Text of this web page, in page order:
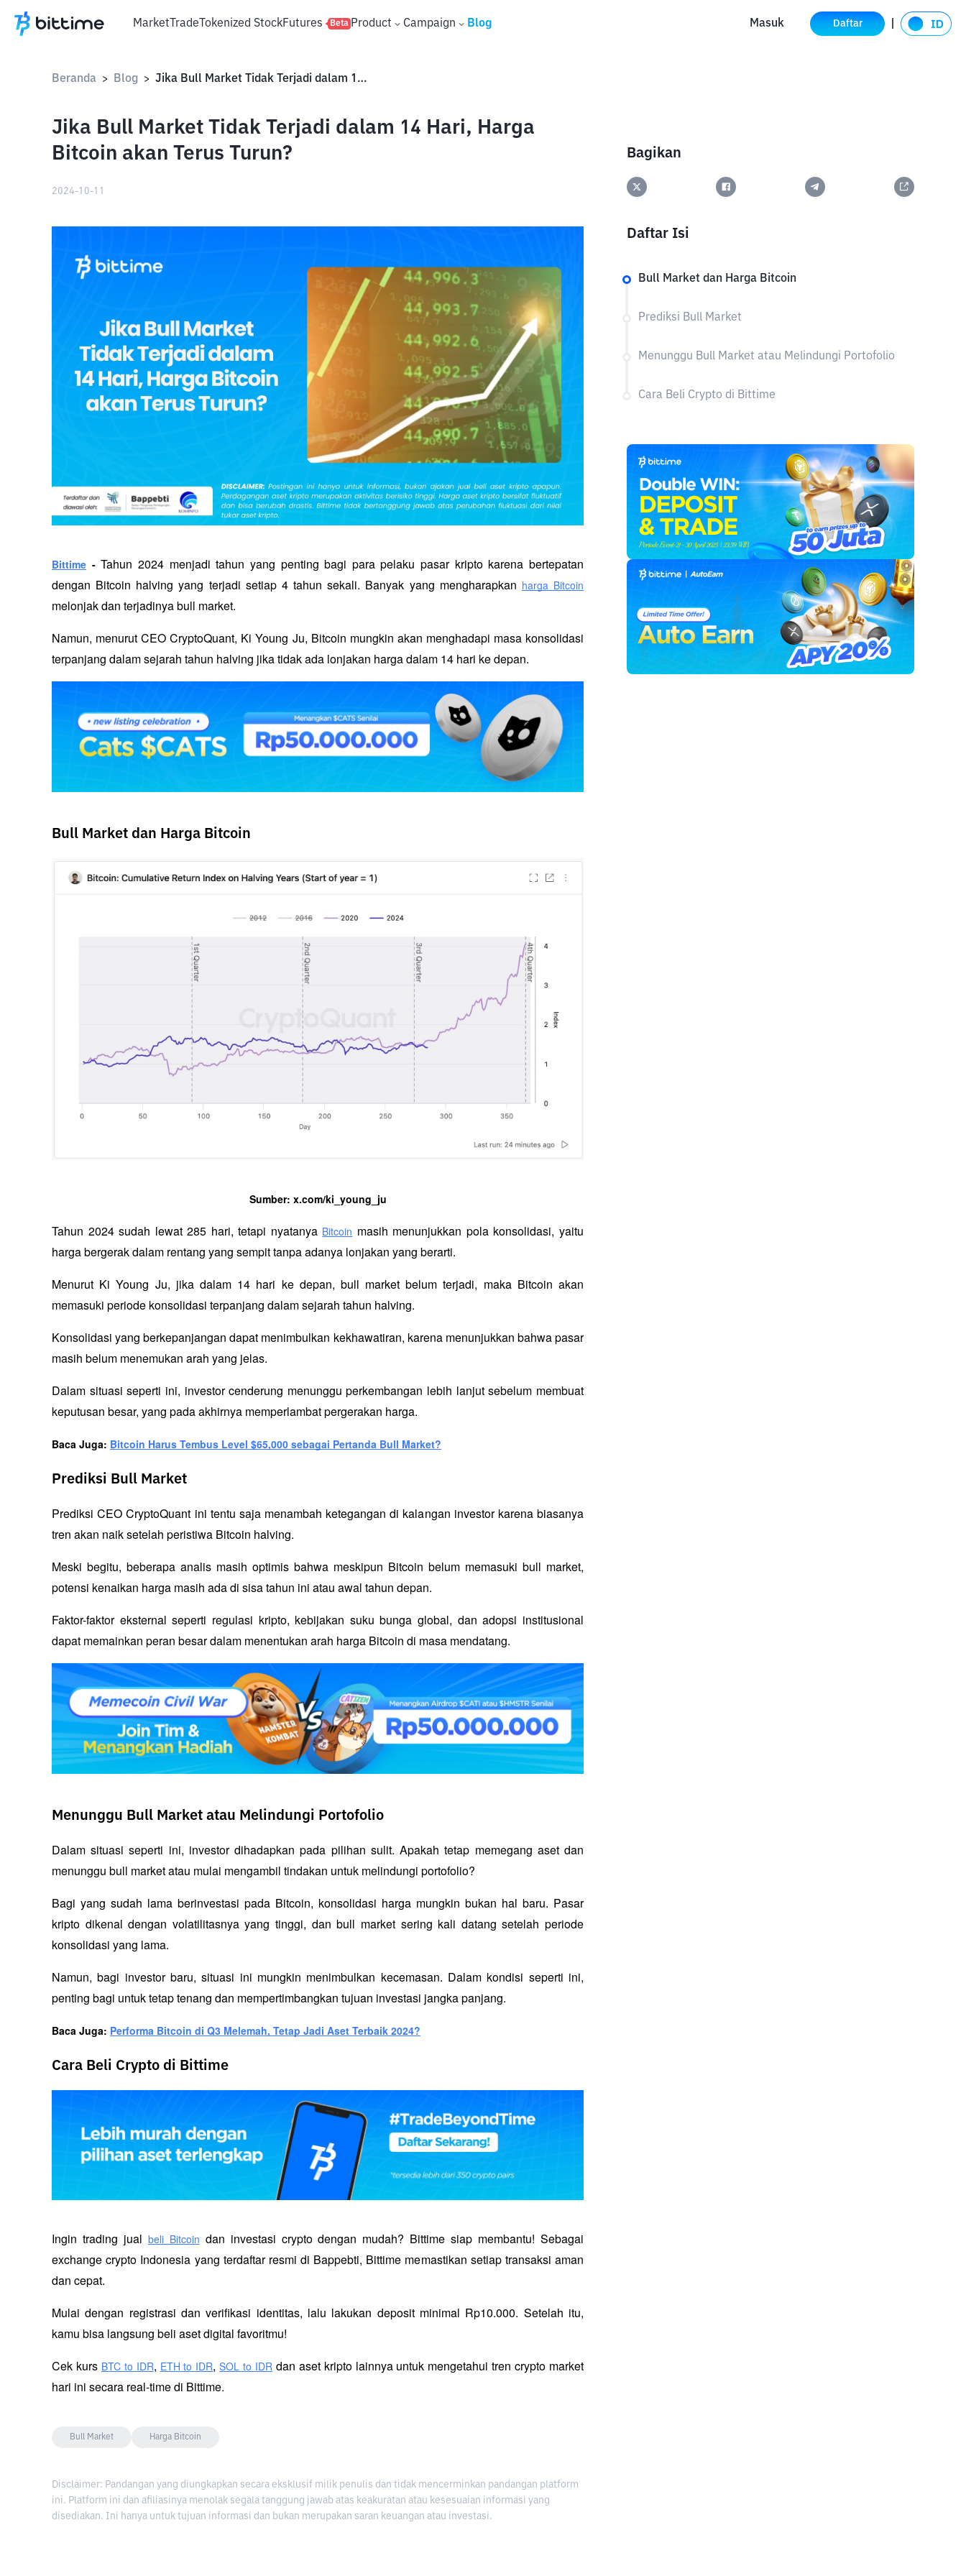
MarketTradeTokenized StockFutures Beta Product Campaign Blog Masuk Daftar
Beranda > Blog > Jika Bull Market Tidak Terjadi dalam 14 Hari, Harga Bitcoin akan Terus Turun?
Jika Bull Market Tidak Terjadi dalam 14 Hari, Harga
Bitcoin akan Terus Turun?
2024-10-11
Bittime - Tahun 2024 menjadi tahun yang penting bagi para pelaku pasar kripto karena bertepatan
dengan Bitcoin halving yang terjadi setiap 4 tahun sekali. Banyak yang mengharapkan harga Bitcoin
melonjak dan terjadinya bull market.
Namun, menurut CEO CryptoQuant, Ki Young Ju, Bitcoin mungkin akan menghadapi masa konsolidasi
terpanjang dalam sejarah tahun halving jika tidak ada lonjakan harga dalam 14 hari ke depan.
Bull Market dan Harga Bitcoin
Sumber: x.com/ki_young_ju
Tahun 2024 sudah lewat 285 hari, tetapi nyatanya Bitcoin masih menunjukkan pola konsolidasi, yaitu
harga bergerak dalam rentang yang sempit tanpa adanya lonjakan yang berarti.
Menurut Ki Young Ju, jika dalam 14 hari ke depan, bull market belum terjadi, maka Bitcoin akan
memasuki periode konsolidasi terpanjang dalam sejarah tahun halving.
Konsolidasi yang berkepanjangan dapat menimbulkan kekhawatiran, karena menunjukkan bahwa pasar
masih belum menemukan arah yang jelas.
Dalam situasi seperti ini, investor cenderung menunggu perkembangan lebih lanjut sebelum membuat
keputusan besar, yang pada akhirnya memperlambat pergerakan harga.
Baca Juga: Bitcoin Harus Tembus Level $65,000 sebagai Pertanda Bull Market?
Prediksi Bull Market
Prediksi CEO CryptoQuant ini tentu saja menambah ketegangan di kalangan investor karena biasanya
tren akan naik setelah peristiwa Bitcoin halving.
Meski begitu, beberapa analis masih optimis bahwa meskipun Bitcoin belum memasuki bull market,
potensi kenaikan harga masih ada di sisa tahun ini atau awal tahun depan.
Faktor-faktor eksternal seperti regulasi kripto, kebijakan suku bunga global, dan adopsi institusional
dapat memainkan peran besar dalam menentukan arah harga Bitcoin di masa mendatang.
Menunggu Bull Market atau Melindungi Portofolio
Dalam situasi seperti ini, investor dihadapkan pada pilihan sulit. Apakah tetap memegang aset dan
menunggu bull market atau mulai mengambil tindakan untuk melindungi portofolio?
Bagi yang sudah lama berinvestasi pada Bitcoin, konsolidasi harga mungkin bukan hal baru. Pasar
kripto dikenal dengan volatilitasnya yang tinggi, dan bull market sering kali datang setelah periode
konsolidasi yang lama.
Namun, bagi investor baru, situasi ini mungkin menimbulkan kecemasan. Dalam kondisi seperti ini,
penting bagi untuk tetap tenang dan mempertimbangkan tujuan investasi jangka panjang.
Baca Juga: Performa Bitcoin di Q3 Melemah, Tetap Jadi Aset Terbaik 2024?
Cara Beli Crypto di Bittime
Ingin trading jual beli Bitcoin dan investasi crypto dengan mudah? Bittime siap membantu! Sebagai
exchange crypto Indonesia yang terdaftar resmi di Bappebti, Bittime memastikan setiap transaksi aman
dan cepat.
Mulai dengan registrasi dan verifikasi identitas, lalu lakukan deposit minimal Rp10.000. Setelah itu,
kamu bisa langsung beli aset digital favoritmu!
Cek kurs BTC to IDR, ETH to IDR, SOL to IDR dan aset kripto lainnya untuk mengetahui tren crypto market
hari ini secara real-time di Bittime.
Bull Market Harga Bitcoin
Disclaimer: Pandangan yang diungkapkan secara eksklusif milik penulis dan tidak mencerminkan pandangan platform
ini. Platform ini dan afiliasinya menolak segala tanggung jawab atas keakuratan atau kesesuaian informasi yang
disediakan. Ini hanya untuk tujuan informasi dan bukan merupakan saran keuangan atau investasi.
Bagikan
Daftar Isi
Bull Market dan Harga Bitcoin
Prediksi Bull Market
Menunggu Bull Market atau Melindungi Portofolio
Cara Beli Crypto di Bittime